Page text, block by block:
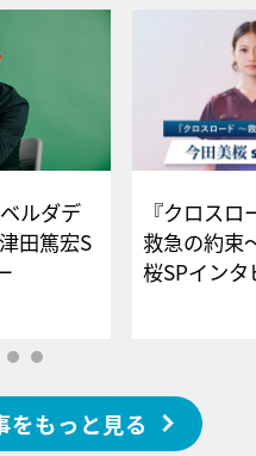
ルダデ
田篤宏S
ュー
『クロス
救急の約束
桜SPイ
をもっと見る